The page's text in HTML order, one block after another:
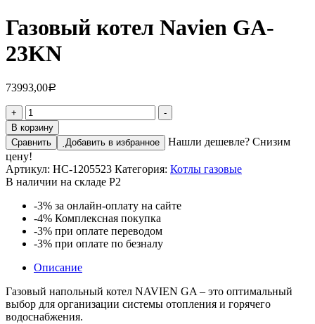
Газовый котел Navien GA-
23KN
73993,00Р
+
Количество
товара
Газовый
котел
Navien
GA-
23KN
-
В корзину
Сравнить
Добавить в избранное
Нашли дешевле? Снизим
цену!
Артикул: НС-1205523 Категория: Котлы газовые
В наличии на складе Р2
-3% за онлайн-оплату на сайте
-4% Комплексная покупка
-3% при оплате переводом
-3% при оплате по безналу
Описание
Газовый напольный котел NAVIEN GA – это оптимальный
выбор для организации системы отопления и горячего
водоснабжения.